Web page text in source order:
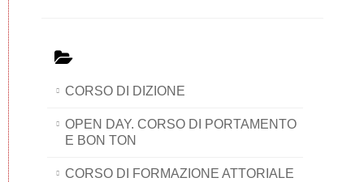
CORSO DI DIZIONE
OPEN DAY. CORSO DI PORTAMENTO
E BON TON
CORSO DI FORMAZIONE ATTORIALE